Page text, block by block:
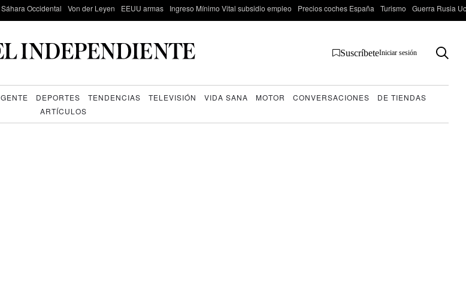
Sáhara Occidental Von der Leyen EEUU armas Ingreso Mínimo Vital subsidio empleo Precios coches España Turismo Guerra Rusia
SuscríbeteIniciar sesión
GENTE DEPORTES TENDENCIAS TELEVISIÓN VIDA SANA MOTOR CONVERSACIONES
DE TIENDAS
ARTÍCULOS